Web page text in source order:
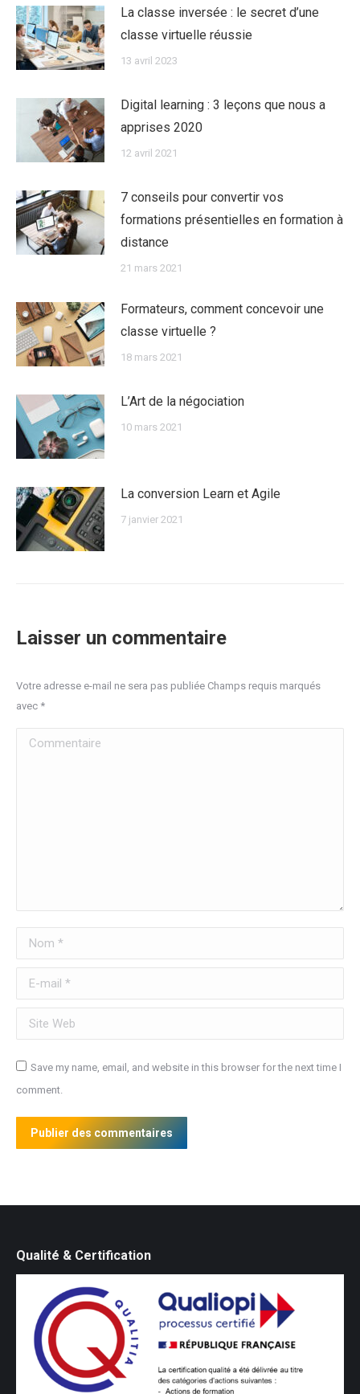
La classe inversée : le secret d’une
classe virtuelle réussie
13 avril 2023
Digital learning : 3 leçons que nous a
apprises 2020
12 avril 2021
7 conseils pour convertir vos
formations présentielles en formation à
distance
21 mars 2021
Formateurs, comment concevoir une
classe virtuelle ?
18 mars 2021
L’Art de la négociation
10 mars 2021
La conversion Learn et Agile
7 janvier 2021
Laisser un commentaire
Votre adresse e-mail ne sera pas publiée Champs requis marqués
avec *
Commentaire
Nom *
E-mail *
Site Web
Save my name, email, and website in this browser for the next time I
comment.
Publier des commentaires
Qualité & Certification